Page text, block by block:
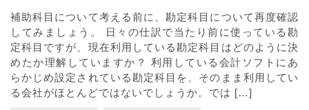
補助科目について考える前に、勘定科目について再度確認
してみましょう。 日々の仕訳で当たり前に使っている勘
定科目ですが、現在利用している勘定科目はどのように決
めたか理解していますか？ 利用している会計ソフトにあ
らかじめ設定されている勘定科目を、そのまま利用してい
る会社がほとんどではないでしょうか。では […]